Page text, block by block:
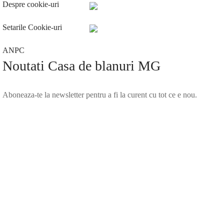
Despre cookie-uri
Setarile Cookie-uri
ANPC
Noutati Casa de blanuri MG
Aboneaza-te la newsletter pentru a fi la curent cu tot ce e nou.